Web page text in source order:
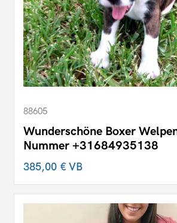
88605
Wunderschöne Boxer
Nummer +31684935138
385,00 €VB